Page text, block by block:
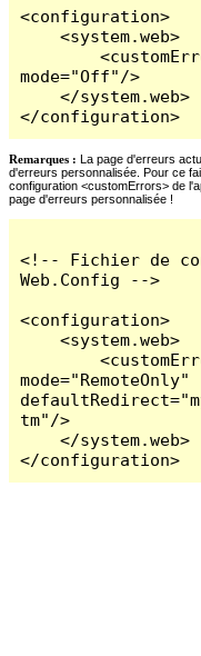
<configuration>
    <system.web>
        <customErrors
mode="Off"/>
    </system.web>
</configuration>
Remarques : La page d'erreurs
d'erreurs personnalisée. Pour ce
configuration <customErrors> de
page d'erreurs personnalisée !
<!-- Fichier de
Web.Config -->
<configuration>
    <system.web>
        <customErrors
mode="RemoteOnly"
tm"/>
    </system.web>
</configuration>